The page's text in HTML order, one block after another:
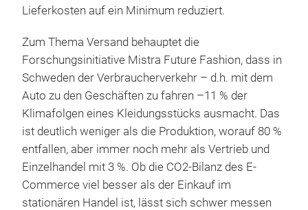
Lieferkosten auf ein Minimum reduziert.
Zum Thema Versand behauptet die
Forschungsinitiative Mistra Future Fashion, dass in
Schweden der Verbraucherverkehr – d.h. mit dem
Auto zu den Geschäften zu fahren –11 % der
Klimafolgen eines Kleidungsstücks ausmacht. Das
ist deutlich weniger als die Produktion, worauf 80 %
entfallen, aber immer noch mehr als Vertrieb und
Einzelhandel mit 3 %. Ob die CO2-Bilanz des E-
Commerce viel besser als der Einkauf im
stationären Handel ist, lässt sich schwer messen